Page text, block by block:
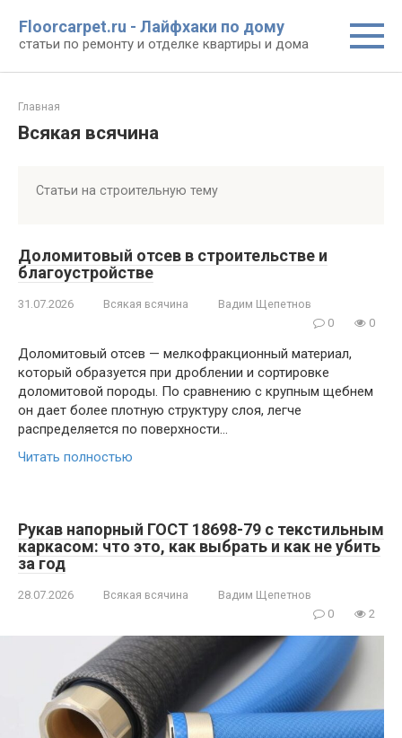
контенту
Floorcarpet.ru - Лайфхаки по дому
статьи по ремонту и отделке квартиры и дома
Главная
Всякая всячина
Статьи на строительную тему
Доломитовый отсев в строительстве и
благоустройстве
31.07.2026 Всякая всячина
Вадим Щепетнов
0
0
Доломитовый отсев — мелкофракционный материал,
который образуется при дроблении и сортировке
доломитовой породы. По сравнению с крупным щебнем
он дает более плотную структуру слоя, легче
распределяется по поверхности…
Читать полностью
Рукав напорный ГОСТ 18698-79 с текстильным
каркасом: что это, как выбрать и как не убить
за год
28.07.2026 Всякая всячина
Вадим Щепетнов
0
2